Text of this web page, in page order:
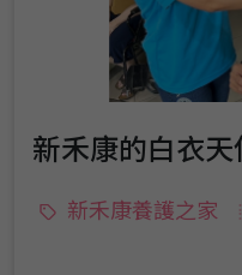
新禾康的白衣
命。新禾康養護之家